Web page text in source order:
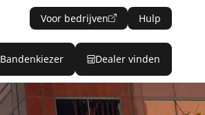
Voor bedrijven Hulp
Bandenkiezer Dealer vinden